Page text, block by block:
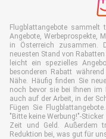
Flugblattangebote sammelt
Angebote, Werbeprospekte,
in Österreich zusammen.
neuesten Stand von
leicht ein spezielles
besonderen Rabatt
Nähe. Häufig finden Sie
noch bevor sie bei Ihnen
auch auf der Arbeit, in der
Fügen Sie
"Bitte keine Werbung!"-
Zeit und Geld. Außerdem
Reduktion bei, was gut für